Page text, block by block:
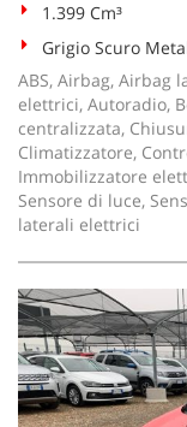
1.399 Cm³
Grigio Scuro
ABS, Airbag, Airbag
elettrici, Autoradio,
centralizzata,
Climatizzatore,
Immobilizzatore
Sensore di luce,
laterali elettrici